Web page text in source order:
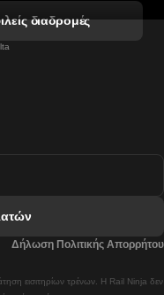
Τρένα
Tρένο
διαδρομές
εισιτηρίων τρένων. Η Rail Ninja δεν
Δήλωση Πολιτικής Απορρήτου